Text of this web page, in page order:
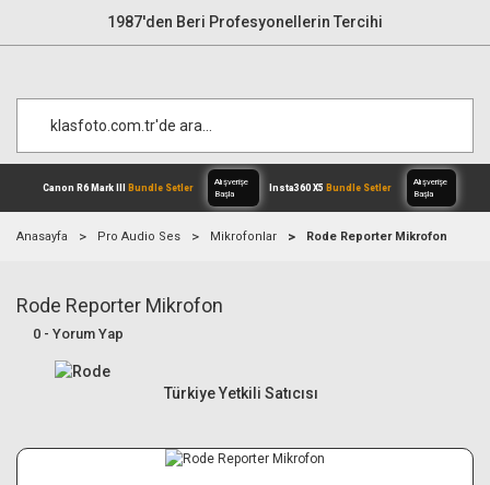
1987'den Beri Profesyonellerin Tercihi
Canon R6 Mark IIIBundle Setler
Anasayfa Pro Audio Ses Mikrofonlar Rode Reporter Mikrofon
Rode Reporter Mikrofon
0 - Yorum Yap
Türkiye Yetkili Satıcısı